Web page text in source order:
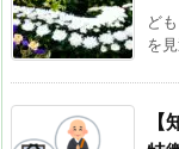
ど
を